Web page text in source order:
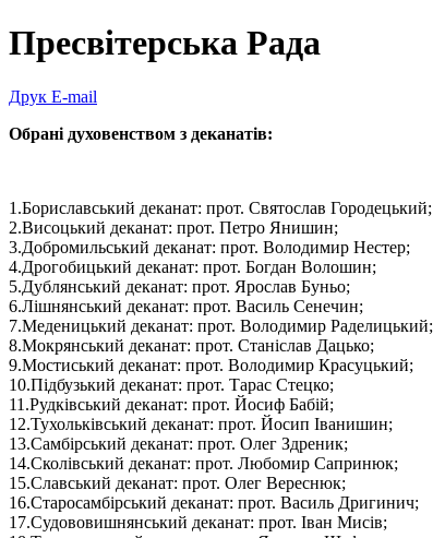
Пресвітерська Рада
Друк E-mail
Обрані духовенством з деканатів:
1.Бориславський деканат: прот. Святослав Городецький;
2.Висоцький деканат: прот. Петро Янишин;
3.Добромильський деканат: прот. Володимир Нестер;
4.Дрогобицький деканат: прот. Богдан Волошин;
5.Дублянський деканат: прот. Ярослав Буньо;
6.Лішнянський деканат: прот. Василь Сенечин;
7.Меденицький деканат: прот. Володимир Раделицький;
8.Мокрянський деканат: прот. Станіслав Дацько;
9.Мостиський деканат: прот. Володимир Красуцький;
10.Підбузький деканат: прот. Тарас Стецко;
11.Рудківський деканат: прот. Йосиф Бабій;
12.Тухольківський деканат: прот. Йосип Іванишин;
13.Самбірський деканат: прот. Олег Здреник;
14.Сколівський деканат: прот. Любомир Сапринюк;
15.Славський деканат: прот. Олег Вереснюк;
16.Старосамбірський деканат: прот. Василь Дригинич;
17.Судововишнянський деканат: прот. Іван Мисів;